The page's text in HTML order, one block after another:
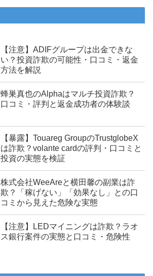
【注意】ADIFグループは出金できな
い？投資詐欺の可能性・口コミ・返金
方法を解説
蜂巣真也のAlphaはマルチ投資詐欺？
口コミ・評判と返金成功者の体験談
【暴露】Touareg GroupのTrustglobeX
は詐欺？volante cardの評判・口コミと
投資の実態を検証
株式会社WeeAreと横田馨の副業は詐
欺？「稼げない」「効果なし」との口
コミから見えた危険な実態
【注意】LEDマイニングは詐欺？ラオ
ス銀行案件の実態と口コミ・危険性